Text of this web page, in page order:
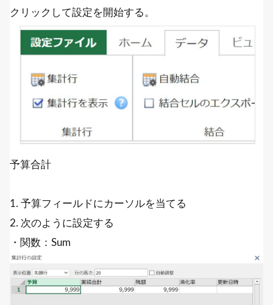
クリックして設定を開始する。
予算合計
1. 予算フィールドにカーソルを当てる
2. 次のように設定する
・関数：Sum